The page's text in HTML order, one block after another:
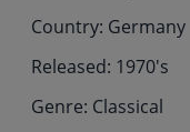
Country: Germany
Released: 1970's
Genre: Classical